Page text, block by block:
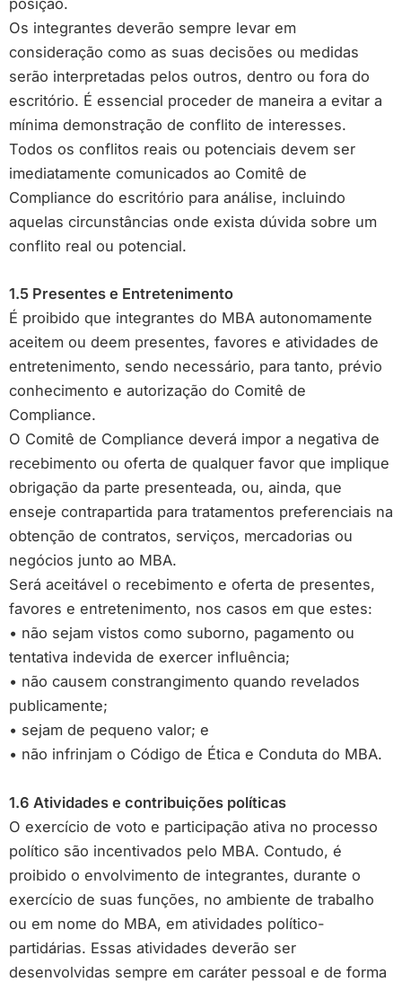
posição.
Os integrantes deverão sempre levar em
consideração como as suas decisões ou medidas
serão interpretadas pelos outros, dentro ou fora do
escritório. É essencial proceder de maneira a evitar a
mínima demonstração de conflito de interesses.
Todos os conflitos reais ou potenciais devem ser
imediatamente comunicados ao Comitê de
Compliance do escritório para análise, incluindo
aquelas circunstâncias onde exista dúvida sobre um
conflito real ou potencial.
1.5 Presentes e Entretenimento
É proibido que integrantes do MBA autonomamente
aceitem ou deem presentes, favores e atividades de
entretenimento, sendo necessário, para tanto, prévio
conhecimento e autorização do Comitê de
Compliance.
O Comitê de Compliance deverá impor a negativa de
recebimento ou oferta de qualquer favor que implique
obrigação da parte presenteada, ou, ainda, que
enseje contrapartida para tratamentos preferenciais na
obtenção de contratos, serviços, mercadorias ou
negócios junto ao MBA.
Será aceitável o recebimento e oferta de presentes,
favores e entretenimento, nos casos em que estes:
• não sejam vistos como suborno, pagamento ou
tentativa indevida de exercer influência;
• não causem constrangimento quando revelados
publicamente;
• sejam de pequeno valor; e
• não infrinjam o Código de Ética e Conduta do MBA.
1.6 Atividades e contribuições políticas
O exercício de voto e participação ativa no processo
político são incentivados pelo MBA. Contudo, é
proibido o envolvimento de integrantes, durante o
exercício de suas funções, no ambiente de trabalho
ou em nome do MBA, em atividades político-
partidárias. Essas atividades deverão ser
desenvolvidas sempre em caráter pessoal e de forma